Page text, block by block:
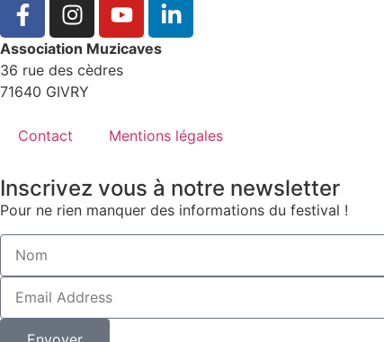
Association Muzicaves
36 rue des cèdres
71640 GIVRY
Contact Mentions légales
Inscrivez vous à notre newsletter
Pour ne rien manquer des informations du festival !